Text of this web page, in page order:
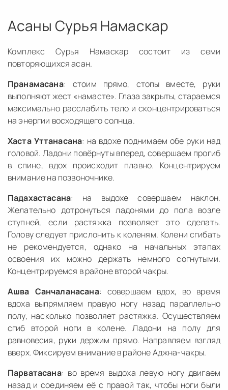
Асаны Сурья Намаскар
Комплекс Сурья Намаскар состоит из семи
повторяющихся асан.
Пранамасана: стоим прямо, стопы вместе, руки
выполняют жест «намасте». Глаза закрыты, стараемся
максимально расслабить тело и сконцентрироваться
на энергии восходящего солнца.
Хаста Уттанасана: на вдохе поднимаем обе руки над
головой. Ладони повёрнуты вперед, совершаем прогиб
в спине, вдох происходит плавно. Концентрируем
внимание на позвоночнике.
Падахастасана: на выдохе совершаем наклон.
Желательно дотронуться ладонями до пола возле
ступней, если растяжка позволяет это сделать.
Голову следует прислонить к коленям. Колени сгибать
не рекомендуется, однако на начальных этапах
освоения их можно держать немного согнутыми.
Концентрируемся в районе второй чакры.
Ашва Санчаланасана: совершаем вдох, во время
вдоха выпрямляем правую ногу назад параллельно
полу, насколько позволяет растяжка. Осуществляем
сгиб второй ноги в колене. Ладони на полу для
равновесия, руки держим прямо. Направляем взгляд
вверх. Фиксируем внимание в районе Аджна-чакры.
Парватасана: во время выдоха левую ногу двигаем
назад и соединяем её с правой так, чтобы ноги были